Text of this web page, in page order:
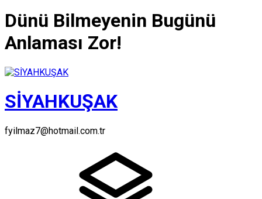
Dünü Bilmeyenin Bugünü
Anlaması Zor!
SİYAHKUŞAK
fyilmaz7@hotmail.com.tr